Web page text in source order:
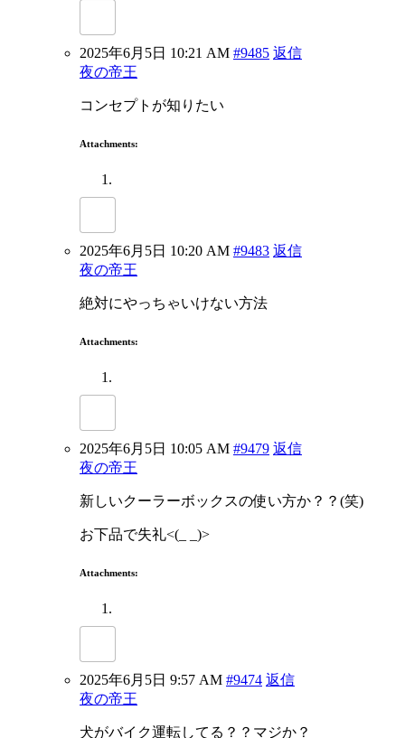
2025年6月5日 10:21 AM #9485 返信
夜の帝王
コンセプトが知りたい
Attachments:
2025年6月5日 10:20 AM #9483 返信
夜の帝王
絶対にやっちゃいけない方法
Attachments:
2025年6月5日 10:05 AM #9479 返信
夜の帝王
新しいクーラーボックスの使い方か？？(笑)
お下品で失礼<(_ _)>
Attachments:
2025年6月5日 9:57 AM #9474 返信
夜の帝王
犬がバイク運転してる？？マジか？